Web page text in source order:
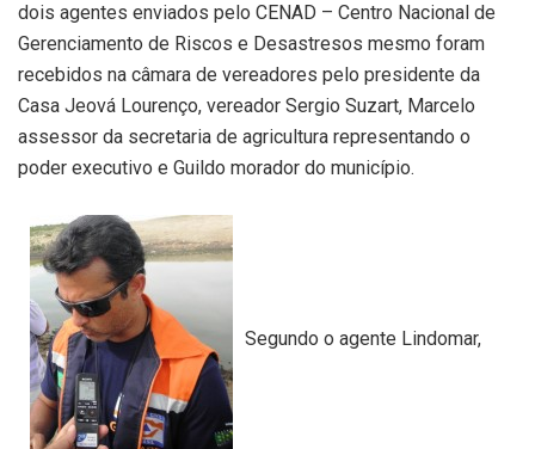
dois agentes enviados pelo CENAD – Centro Nacional de
Gerenciamento de Riscos e Desastresos mesmo foram
recebidos na câmara de vereadores pelo presidente da
Casa Jeová Lourenço, vereador Sergio Suzart, Marcelo
assessor da secretaria de agricultura representando o
poder executivo e Guildo morador do município.
Segundo o agente Lindomar,